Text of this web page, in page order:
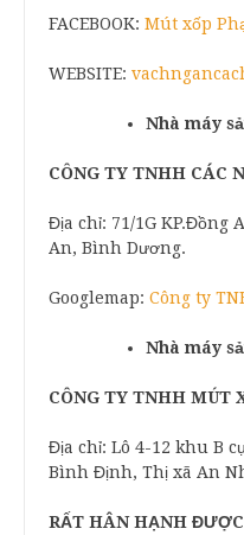
FACEBOOK: Mút xốp
WEBSITE:
Nhà máy
CÔNG TY TNHH CÁC
Địa chỉ: 71/1G KP.Đồng
An, Bình Dương.
Googlemap: Công ty
Nhà máy
CÔNG TY TNHH MÚT
Địa chỉ: Lô 4-12 khu B
Bình Định, Thị xã An
RẤT HÂN HẠNH